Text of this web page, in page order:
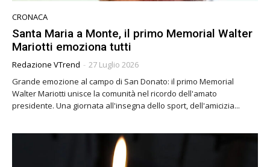
CRONACA
Santa Maria a Monte, il primo Memorial Walter
Mariotti emoziona tutti
Redazione VTrend - 27 Luglio 2026
Grande emozione al campo di San Donato: il primo Memorial
Walter Mariotti unisce la comunità nel ricordo dell'amato
presidente. Una giornata all'insegna dello sport, dell'amicizia...